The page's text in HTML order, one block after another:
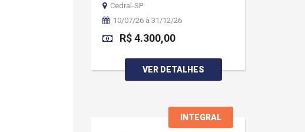
Cedral-SP
10/07/26 à 31/12/26
R$ 4.300,00
VER DETALHES
INTEGRAL